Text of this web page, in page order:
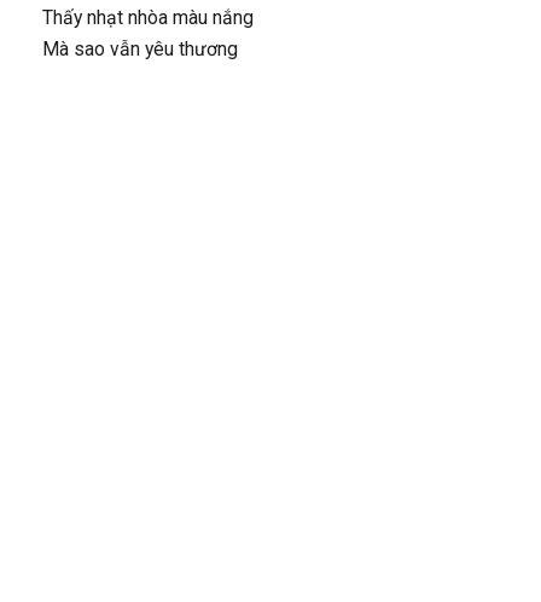
Thấy nhạt nhòa màu nắng
Mà sao vẫn yêu thương